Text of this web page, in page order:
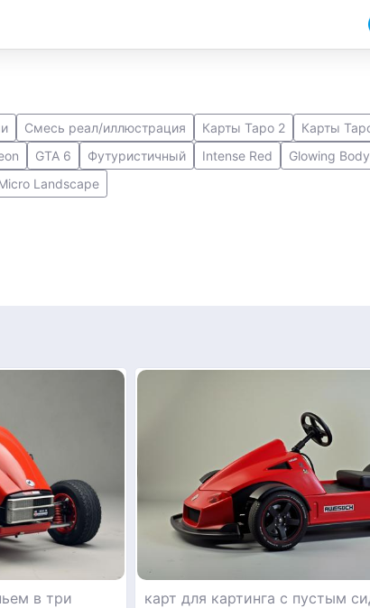
Смесь реал/иллюстрация Карты Таро 2 Карты
GTA 6 Футуристичный Intense Red Glowing Body
Landscape
в три
карт для картинга с пустым